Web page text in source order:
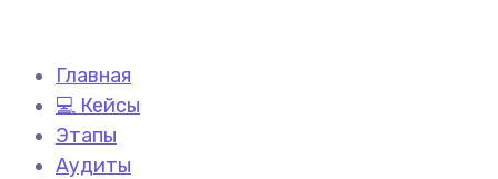
Главная
💻 Кейсы
Этапы
Аудиты